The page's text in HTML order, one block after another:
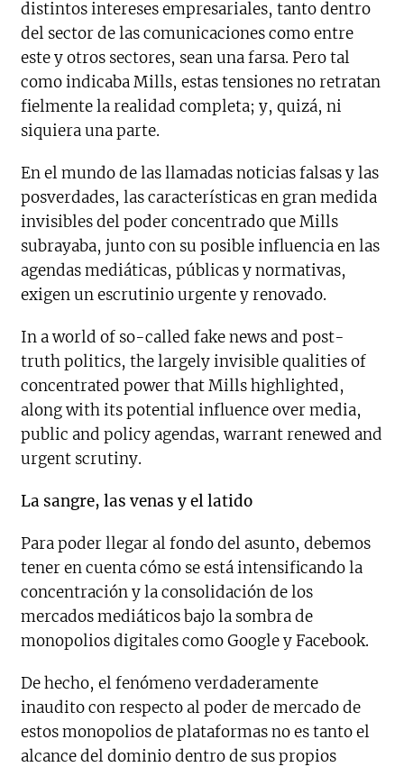
distintos intereses empresariales, tanto dentro
del sector de las comunicaciones como entre
este y otros sectores, sean una farsa. Pero tal
como indicaba Mills, estas tensiones no retratan
fielmente la realidad completa; y, quizá, ni
siquiera una parte.
En el mundo de las llamadas noticias falsas y las
posverdades, las características en gran medida
invisibles del poder concentrado que Mills
subrayaba, junto con su posible influencia en las
agendas mediáticas, públicas y normativas,
exigen un escrutinio urgente y renovado.
In a world of so-called fake news and post-
truth politics, the largely invisible qualities of
concentrated power that Mills highlighted,
along with its potential influence over media,
public and policy agendas, warrant renewed and
urgent scrutiny.
La sangre, las venas y el latido
Para poder llegar al fondo del asunto, debemos
tener en cuenta cómo se está intensificando la
concentración y la consolidación de los
mercados mediáticos bajo la sombra de
monopolios digitales como Google y Facebook.
De hecho, el fenómeno verdaderamente
inaudito con respecto al poder de mercado de
estos monopolios de plataformas no es tanto el
alcance del dominio dentro de sus propios